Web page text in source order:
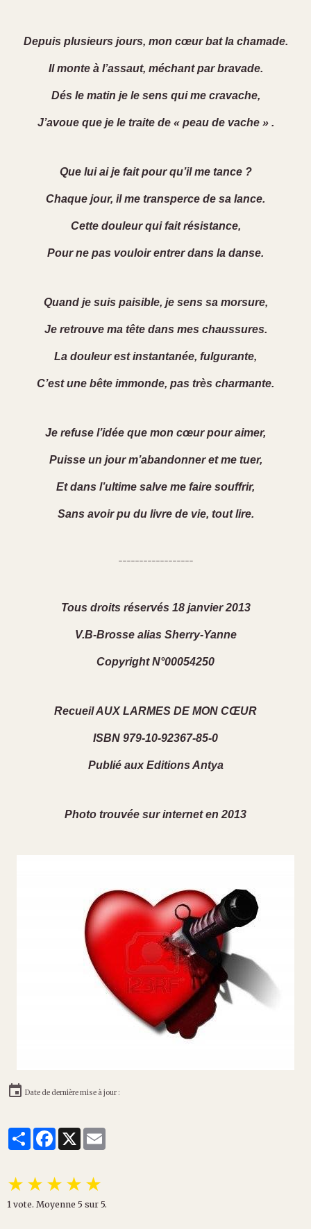
Depuis plusieurs jours, mon cœur bat la chamade.
Il monte à l’assaut, méchant par bravade.
Dés le matin je le sens qui me cravache,
J’avoue que je le traite de « peau de vache » .
Que lui ai je fait pour qu’il me tance ?
Chaque jour, il me transperce de sa lance.
Cette douleur qui fait résistance,
Pour ne pas vouloir entrer dans la danse.
Quand je suis paisible, je sens sa morsure,
Je retrouve ma tête dans mes chaussures.
La douleur est instantanée, fulgurante,
C’est une bête immonde, pas très charmante.
Je refuse l’idée que mon cœur pour aimer,
Puisse un jour m’abandonner et me tuer,
Et dans l’ultime salve me faire souffrir,
Sans avoir pu du livre de vie, tout lire.
------------------
Tous droits réservés 18 janvier 2013
V.B-Brosse alias Sherry-Yanne
Copyright N°00054250
Recueil AUX LARMES DE MON CŒUR
ISBN 979-10-92367-85-0
Publié aux Editions Antya
Photo trouvée sur internet en 2013
Date de dernière mise à jour :
PartagerFacebook
X
★★★★★
1 vote. Moyenne 5 sur 5.